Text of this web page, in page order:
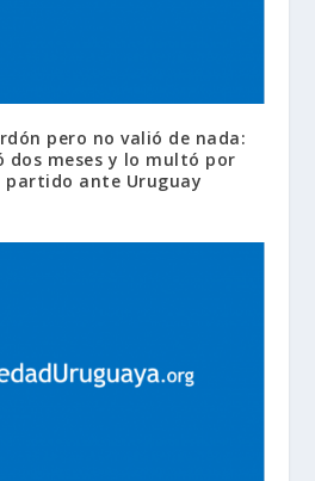
pero no valió de nada:
dos meses y lo multó por
partido ante Uruguay